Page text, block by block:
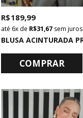
R$ 189,99
6x de R$ 31,67 sem juros
COMPRAR